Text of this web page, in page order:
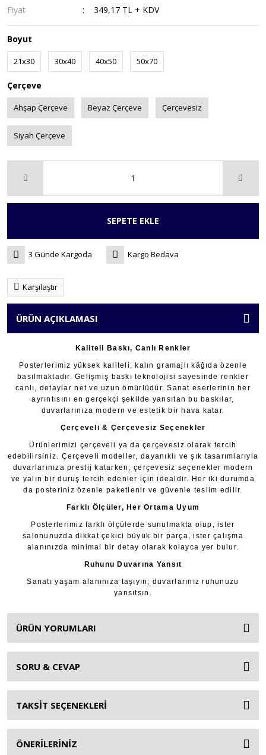
Fiyat
349,17 TL + KDV
Boyut
21x30 30x40 40x50 50x70
Çerçeve
Ahşap Çerçeve Beyaz Çerçeve Çerçevesiz
Siyah Çerçeve
SEPETE EKLE
3 Günde Kargoda Kargo Bedava
Karşılaştır
ÜRÜN AÇIKLAMASI
Kaliteli Baskı, Canlı Renkler
Posterlerimiz yüksek kaliteli, kalın gramajlı kâğıda özenle
basılmaktadır. Gelişmiş baskı teknolojisi sayesinde renkler
canlı, detaylar net ve uzun ömürlüdür. Sanat eserlerinin her
ayrıntısını en gerçekçi şekilde yansıtan bu baskılar,
duvarlarınıza modern ve estetik bir hava katar.
Çerçeveli & Çerçevesiz Seçenekler
Ürünlerimizi çerçeveli ya da çerçevesiz olarak tercih
edebilirsiniz. Çerçeveli modeller, dayanıklı ve şık tasarımlarıyla
duvarlarınıza prestij katarken; çerçevesiz seçenekler modern
ve yalın bir duruş tercih edenler için idealdir. Her iki durumda
da posteriniz özenle paketlenir ve güvenle teslim edilir.
Farklı Ölçüler, Her Ortama Uyum
Posterlerimiz farklı ölçülerde sunulmakta olup, ister
salonunuzda dikkat çekici büyük bir parça, ister çalışma
alanınızda minimal bir detay olarak kolayca yer bulur.
Ruhunu Duvarına Yansıt
Sanatı yaşam alanınıza taşıyın; duvarlarınız ruhunuzu
yansıtsın.
ÜRÜN YORUMLARI
SORU & CEVAP
TAKSİT SEÇENEKLERİ
ÖNERİLERİNİZ